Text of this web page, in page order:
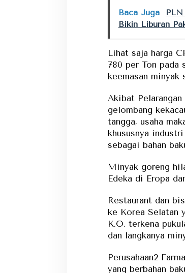
Baca Juga
Bikin Liburan
Lihat saja harga
780 per Ton pada
keemasan minyak
Akibat
gelombang
tangga, usaha
khususnya
sebagai bahan
Minyak goreng
Edeka di Eropa
Restaurant dan
ke Korea Selatan
K.O. terkena
dan langkanya
Perusahaan2
yang berbahan